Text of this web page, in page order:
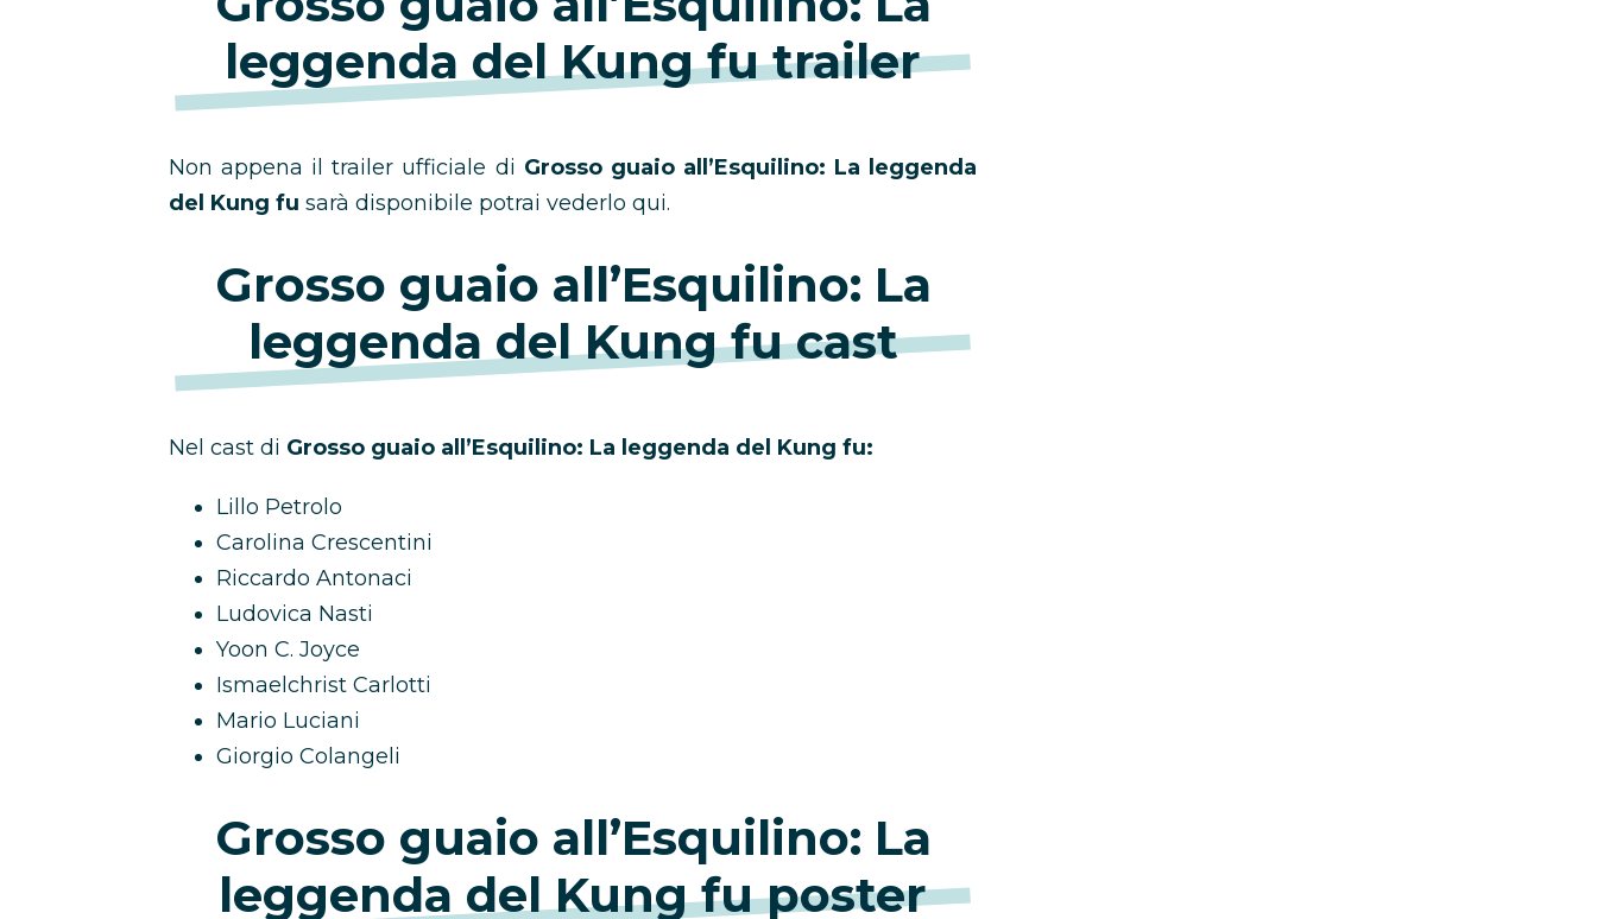
leggenda del Kung fu trailer
Non appena il trailer ufficiale di Grosso guaio all’Esquilino: La leggenda
del Kung fu sarà disponibile potrai vederlo qui.
Grosso guaio all’Esquilino: La
leggenda del Kung fu cast
Nel cast di Grosso guaio all’Esquilino: La leggenda del Kung fu:
Lillo Petrolo
Carolina Crescentini
Riccardo Antonaci
Ludovica Nasti
Yoon C. Joyce
Ismaelchrist Carlotti
Mario Luciani
Giorgio Colangeli
Grosso guaio all’Esquilino: La
leggenda del Kung fu poster